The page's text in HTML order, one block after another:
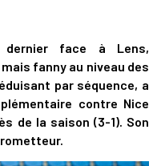
dernier face à Lens,
fanny au niveau des
par séquence, a
contre Nice
de la saison (3-1). Son